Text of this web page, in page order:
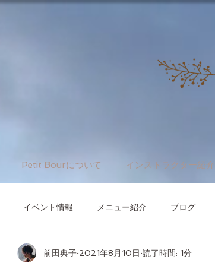
Petit Bourについて インストラクター紹介
イベント情報 メニュー紹介 ブログ
前田典子 2021年8月10日 読了時間: 1分